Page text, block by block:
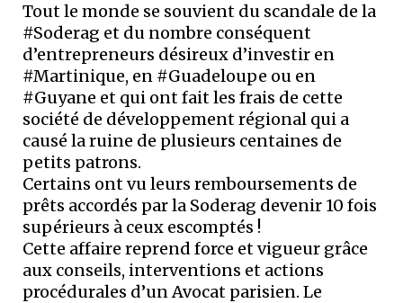
Tout le monde se souvient du scandale de la
#Soderag et du nombre conséquent
d’entrepreneurs désireux d’investir en
#Martinique, en #Guadeloupe ou en
#Guyane et qui ont fait les frais de cette
société de développement régional qui a
causé la ruine de plusieurs centaines de
petits patrons.
Certains ont vu leurs remboursements de
prêts accordés par la Soderag devenir 10 fois
supérieurs à ceux escomptés !
Cette affaire reprend force et vigueur grâce
aux conseils, interventions et actions
procédurales d’un Avocat parisien. Le